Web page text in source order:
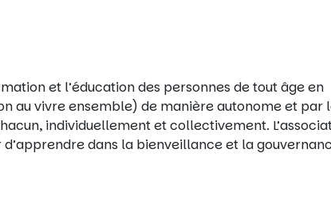
et l’éducation des personnes de tout âge en
au vivre ensemble) de manière autonome et par
individuellement et collectivement.
dans la bienveillance et la